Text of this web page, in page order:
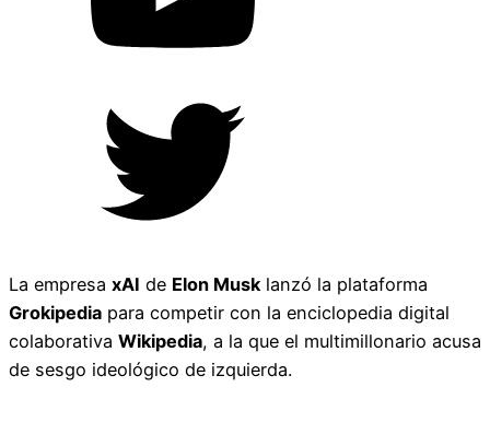
La empresa xAI de Elon Musk lanzó la plataforma
Grokipedia para competir con la enciclopedia digital
colaborativa Wikipedia, a la que el multimillonario acusa
de sesgo ideológico de izquierda.